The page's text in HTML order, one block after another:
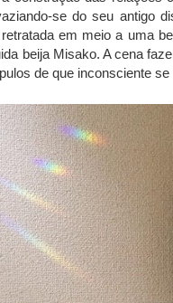
se do seu antigo
em meio a uma
beija Misako. A cena
de que inconsciente